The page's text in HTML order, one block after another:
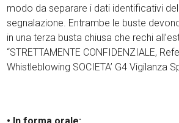
modo da separare i dati identificativi
segnalazione. Entrambe le buste
in una terza busta chiusa che rechi
“STRETTAMENTE CONFIDENZIALE,
Whistleblowing SOCIETA’ G4 Vigilanza